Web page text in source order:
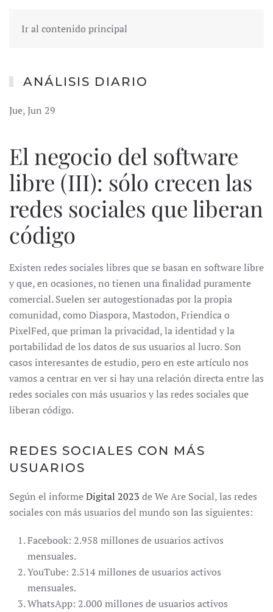
Ir al contenido principal
ANÁLISIS DIARIO
Jue, Jun 29
El negocio del software
libre (III): sólo crecen las
redes sociales que liberan
código
Existen redes sociales libres que se basan en software libre
y que, en ocasiones, no tienen una finalidad puramente
comercial. Suelen ser autogestionadas por la propia
comunidad, como Diaspora, Mastodon, Friendica o
PixelFed, que priman la privacidad, la identidad y la
portabilidad de los datos de sus usuarios al lucro. Son
casos interesantes de estudio, pero en este artículo nos
vamos a centrar en ver si hay una relación directa entre las
redes sociales con más usuarios y las redes sociales que
liberan código.
REDES SOCIALES CON MÁS
USUARIOS
Según el informeDigital 2023 de We Are Social, las redes
sociales con más usuarios del mundo son las siguientes:
Facebook: 2.958 millones de usuarios activos
mensuales.
YouTube: 2.514 millones de usuarios activos
mensuales.
WhatsApp: 2.000 millones de usuarios activos